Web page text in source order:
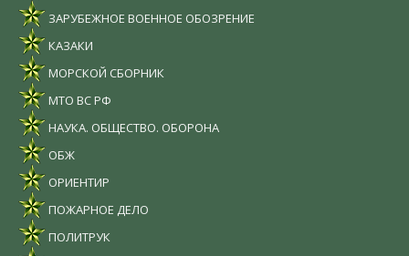
ЗАРУБЕЖНОЕ ВОЕННОЕ ОБОЗРЕНИЕ
КАЗАКИ
МОРСКОЙ СБОРНИК
МТО ВС РФ
НАУКА. ОБЩЕСТВО. ОБОРОНА
ОБЖ
ОРИЕНТИР
ПОЖАРНОЕ ДЕЛО
ПОЛИТРУК